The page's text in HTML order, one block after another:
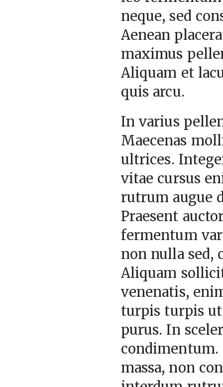
neque, sed
Aenean
maximus
Aliquam et
quis arcu.
In varius
Maecenas
ultrices.
vitae cursus
rutrum augue
Praesent
fermentum
non nulla sed,
Aliquam
venenatis,
turpis turpis
purus. In
condimentum.
massa, non